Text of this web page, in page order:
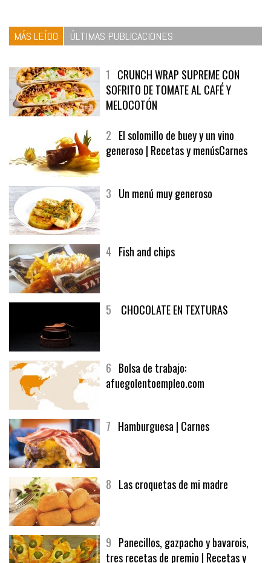
MÁS LEÍDO ÚLTIMAS PUBLICACIONES
1 CRUNCH WRAP SUPREME CON
SOFRITO DE TOMATE AL CAFÉ Y
MELOCOTÓN
2 El solomillo de buey y un vino
generoso | Recetas y menúsCarnes
3 Un menú muy generoso
4 Fish and chips
5 CHOCOLATE EN TEXTURAS
6 Bolsa de trabajo:
afuegolentoempleo.com
7 Hamburguesa | Carnes
8 Las croquetas de mi madre
9 Panecillos, gazpacho y bavarois,
tres recetas de premio | Recetas y